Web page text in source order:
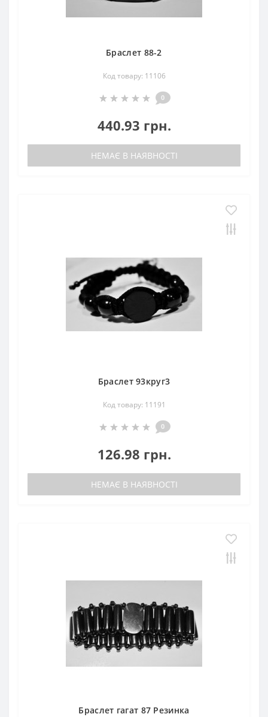
Браслет 88-2
Код товару: 11106
0
440.93 грн.
НЕМАЄ В НАЯВНОСТІ
Браслет 93круг3
Код товару: 11191
0
126.98 грн.
НЕМАЄ В НАЯВНОСТІ
Браслет гагат 87 Резинка